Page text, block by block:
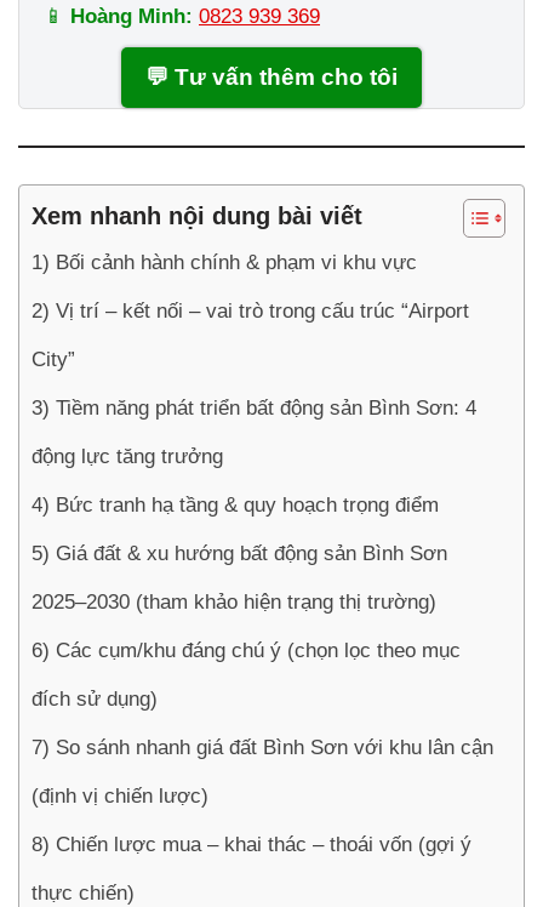
📱 Hoàng Minh: 0823 939 369
💬 Tư vấn thêm cho tôi
Xem nhanh nội dung bài viết
1) Bối cảnh hành chính & phạm vi khu vực
2) Vị trí – kết nối – vai trò trong cấu trúc “Airport
City”
3) Tiềm năng phát triển bất động sản Bình Sơn: 4
động lực tăng trưởng
4) Bức tranh hạ tầng & quy hoạch trọng điểm
5) Giá đất & xu hướng bất động sản Bình Sơn
2025–2030 (tham khảo hiện trạng thị trường)
6) Các cụm/khu đáng chú ý (chọn lọc theo mục
đích sử dụng)
7) So sánh nhanh giá đất Bình Sơn với khu lân cận
(định vị chiến lược)
8) Chiến lược mua – khai thác – thoái vốn (gợi ý
thực chiến)